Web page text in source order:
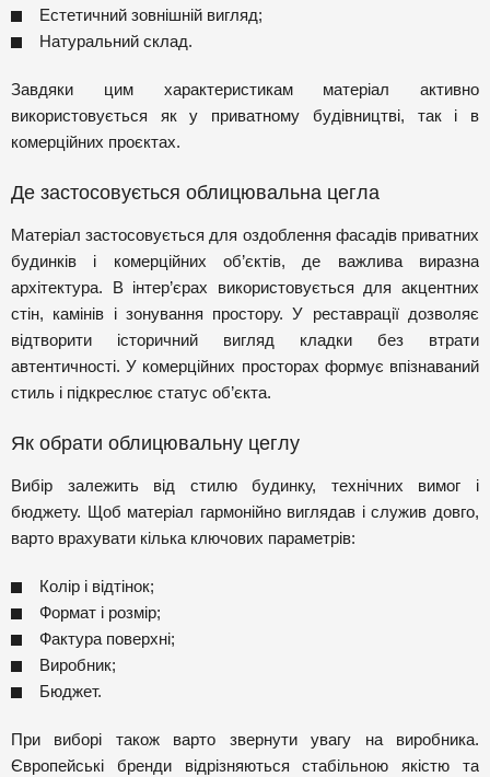
Естетичний зовнішній вигляд;
Натуральний склад.
Завдяки цим характеристикам матеріал активно
використовується як у приватному будівництві, так і в
комерційних проєктах.
Де застосовується облицювальна цегла
Матеріал застосовується для оздоблення фасадів приватних
будинків і комерційних об’єктів, де важлива виразна
архітектура. В інтер’єрах використовується для акцентних
стін, камінів і зонування простору. У реставрації дозволяє
відтворити історичний вигляд кладки без втрати
автентичності. У комерційних просторах формує впізнаваний
стиль і підкреслює статус об’єкта.
Як обрати облицювальну цеглу
Вибір залежить від стилю будинку, технічних вимог і
бюджету. Щоб матеріал гармонійно виглядав і служив довго,
варто врахувати кілька ключових параметрів:
Колір і відтінок;
Формат і розмір;
Фактура поверхні;
Виробник;
Бюджет.
При виборі також варто звернути увагу на виробника.
Європейські бренди відрізняються стабільною якістю та